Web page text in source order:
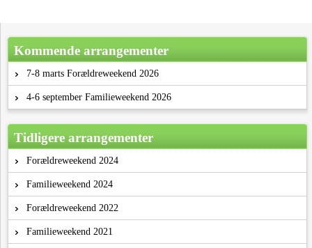
Kommende arrangementer
7-8 marts Forældreweekend 2026
4-6 september Familieweekend 2026
Tidligere arrangementer
Forældreweekend 2024
Familieweekend 2024
Forældreweekend 2022
Familieweekend 2021